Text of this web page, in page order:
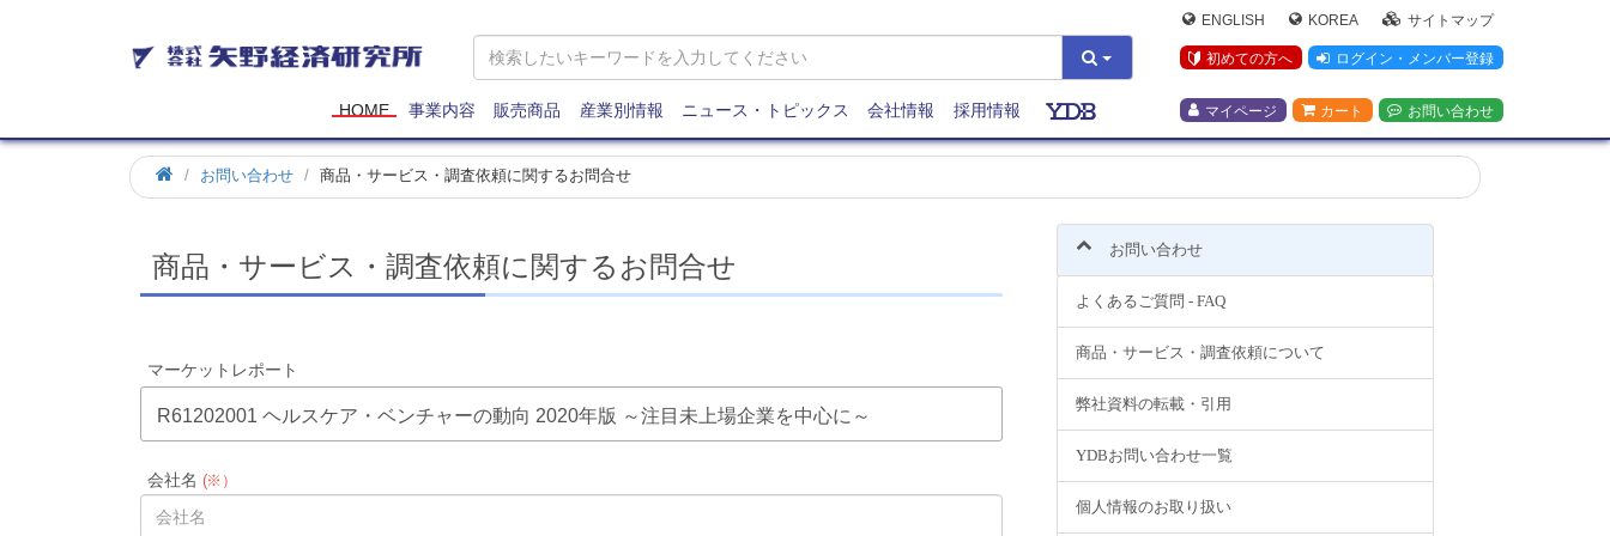
矢
野
研
究
所
ENGLISH KOREA サイトマップ
初めての方へ ログイン・メンバー登録
マイページ カート お問い合わせ
HOME 事業内容 販売商品 産業別情報 ニュース・トピックス 会社情報 採用情報
お問い合わせ 商品・サービス・調査依頼に関するお問合せ
商品・サービス・調査依頼に関するお問合せ
マーケットレポート
R61202001 ヘルスケア・ベンチャーの動向 2020年版 ～注目未上場企業を中心に～
会社名 (※）
お問い合わせ
よくあるご質問 - FAQ
商品・サービス・調査依頼について
弊社資料の転載・引用
YDBお問い合わせ一覧
個人情報のお取り扱い